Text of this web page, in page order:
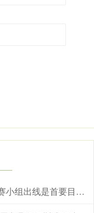
配资论坛推荐网 U20女足主帅王军：世青赛小组出线是首要目标，会全力冲击8强